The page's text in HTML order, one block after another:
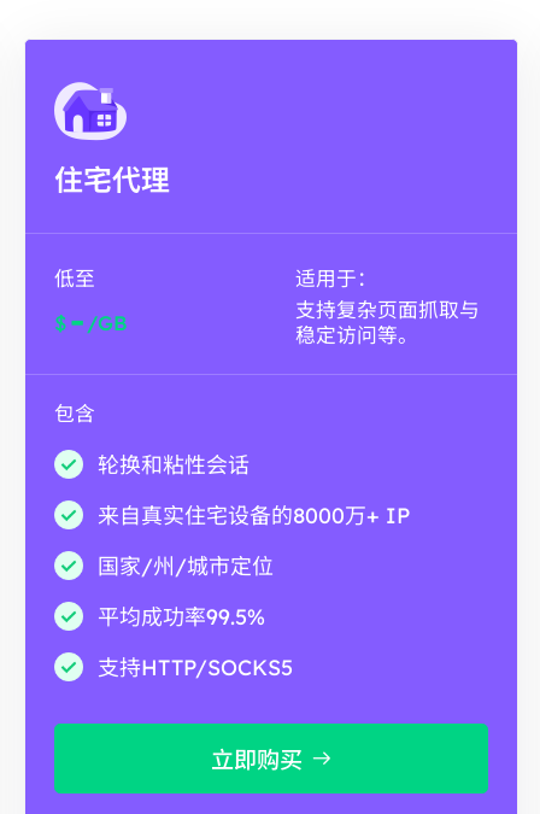
住宅代理
低至
$- /GB
适用于：
支持复杂页面抓取与
稳定访问等。
包含
轮换和粘性会话
来自真实住宅设备的8000万+ IP
国家/州/城市定位
平均成功率99.5%
支持HTTP/SOCKS5
立即购买